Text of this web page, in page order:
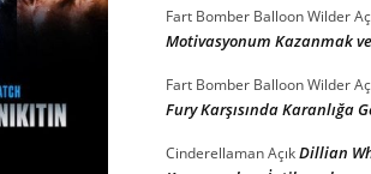
Fart Bomber Balloon Wilder
Motivasyonum Kazanmak
Fart Bomber Balloon Wilder
Fury Karşısında Karanlığa
CinderellamanAçıkDillian